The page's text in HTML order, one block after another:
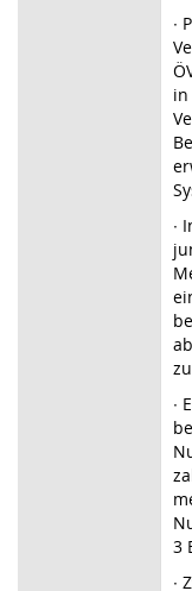
∙
∙
∙
3
∙